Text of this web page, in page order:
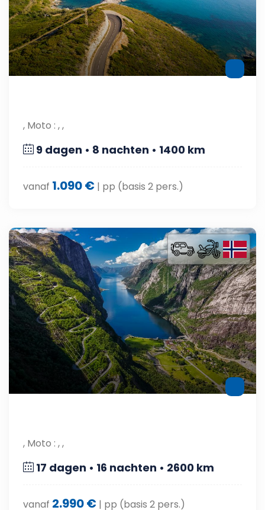
, Moto : , ,
9 dagen • 8 nachten • 1400 km
vanaf 1.090 € | pp (basis 2 pers.)
, Moto : , ,
17 dagen • 16 nachten • 2600 km
vanaf 2.990 € | pp (basis 2 pers.)